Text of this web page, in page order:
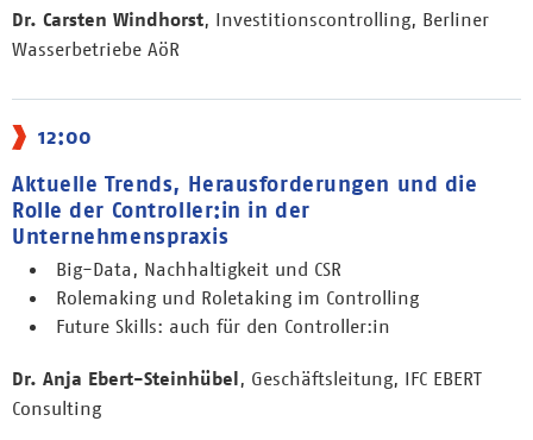
Dr. Carsten Windhorst, Investitionscontrolling, Berliner
Wasserbetriebe AöR
12:00
Aktuelle Trends, Herausforderungen und die
Rolle der Controller:in in der
Unternehmenspraxis
Big-Data, Nachhaltigkeit und CSR
Rolemaking und Roletaking im Controlling
Future Skills: auch für den Controller:in
Dr. Anja Ebert-Steinhübel, Geschäftsleitung, IFC EBERT
Consulting